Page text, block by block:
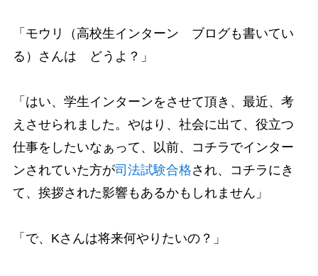
「モウリ（高校生インターン ブログも書いてい
る）さんは どうよ？」
「はい、学生インターンをさせて頂き、最近、考
えさせられました。やはり、社会に出て、役立つ
仕事をしたいなぁって、以前、コチラでインター
ンされていた方が司法試験合格され、コチラにき
て、挨拶された影響もあるかもしれません」
「で、Kさんは将来何やりたいの？」